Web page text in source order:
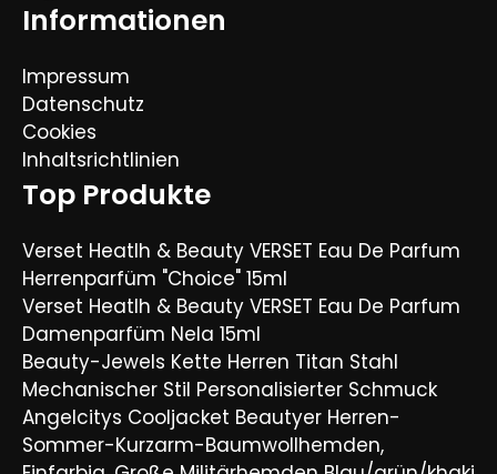
Informationen
Impressum
Datenschutz
Cookies
Inhaltsrichtlinien
Top Produkte
Verset Heatlh & Beauty VERSET Eau De Parfum
Herrenparfüm "Choice" 15ml
Verset Heatlh & Beauty VERSET Eau De Parfum
Damenparfüm Nela 15ml
Beauty-Jewels Kette Herren Titan Stahl
Mechanischer Stil Personalisierter Schmuck
Angelcitys Cooljacket Beautyer Herren-
Sommer-Kurzarm-Baumwollhemden,